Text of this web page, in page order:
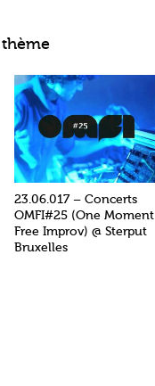
23.06.017 – Concerts
OMFI#25 (One Moment
Free Improv) @ Sterput
Bruxelles